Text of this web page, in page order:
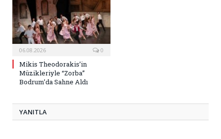
06.08.2026 0
Mikis Theodorakis’in
Müzikleriyle “Zorba”
Bodrum’da Sahne Aldı
YANITLA